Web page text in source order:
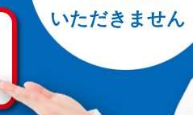
いただきません